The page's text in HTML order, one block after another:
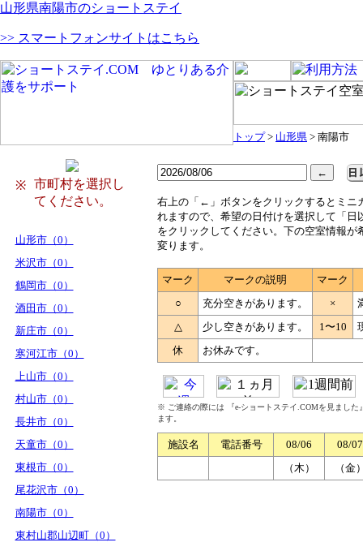
山形県南陽市のショートステイ
>> スマートフォンサイトはこちら
トップ> 山形県 > 南陽市
※
市町村を選択し
てください。
山形市（0）
米沢市（0）
鶴岡市（0）
酒田市（0）
新庄市（0）
寒河江市（0）
上山市（0）
村山市（0）
長井市（0）
天童市（0）
東根市（0）
尾花沢市（0）
南陽市（0）
東村山郡山辺町（0）
右上の「←」ボタンをクリックするとミニ
れますので、希望の日付けを選択して「日
をクリックしてください。下の空室情報が
変ります。
マーク マークの説明
マーク
○
充分空きがあります。 ×
△
少し空きがあります。 1〜10
休
お休みです。
※ ご連絡の際には 『e-ショートステイ.COMを見まし
ます。
施設名 電話番号 08/06
08/07
（木）
（金